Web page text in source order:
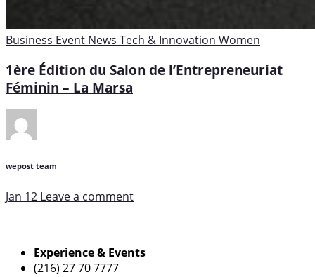
Business Event News Tech & Innovation Women
1ère Édition du Salon de l’Entrepreneuriat
Féminin – La Marsa
wepost team
Jan 12 Leave a comment
Experience & Events
(216) 27 70 7777